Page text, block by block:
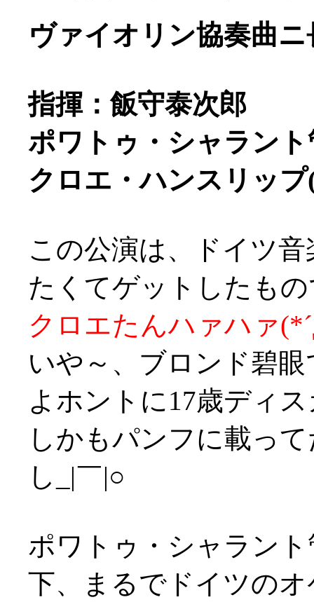
ヴァイオリン協奏曲ニ
指揮：飯守泰次郎
ポワトゥ・シャラン
クロエ・ハンスリップ
この公演は、ドイツ
たくてゲットしたも
クロエたんハァハァ
いや～、ブロンド碧
よホントに17歳ディ
しかもパンフに載っ
し_|￣|○
ポワトゥ・シャラン
下、まるでドイツの